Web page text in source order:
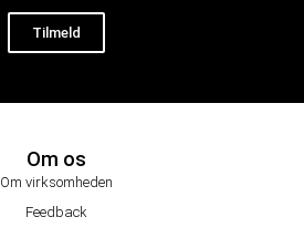
Tilmeld
Om os
Om virksomheden
Feedback